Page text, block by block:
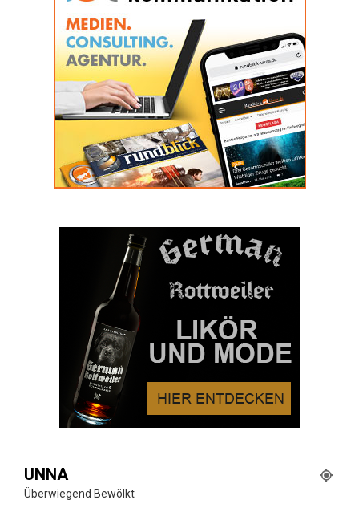
UNNA
Überwiegend Bewölkt